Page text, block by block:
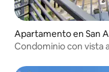
Apartamento en San
Condominio con vista